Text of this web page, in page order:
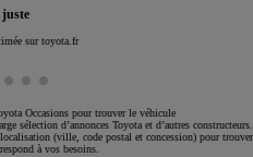
Occasions pour trouver le véhicule
sélection d’annonces Toyota et d’autres constructeurs.
(ville, code postal et concession) pour trouver
à vos besoins.